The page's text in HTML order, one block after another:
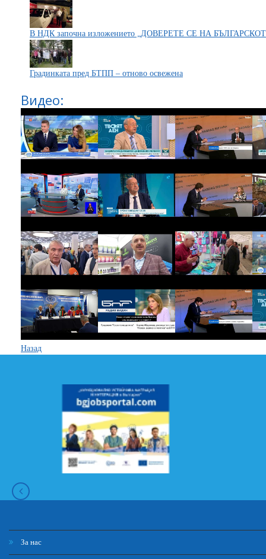
В НДК започна изложението „ДОВЕРЕТЕ СЕ НА
Градинката пред БТПП – отново освежена
Видео:
Назад
За нас